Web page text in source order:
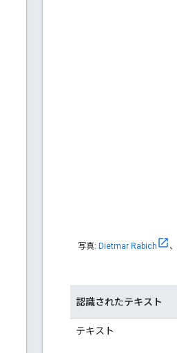
写真: Dietmar Rabich 、
認識されたテキスト
テキスト